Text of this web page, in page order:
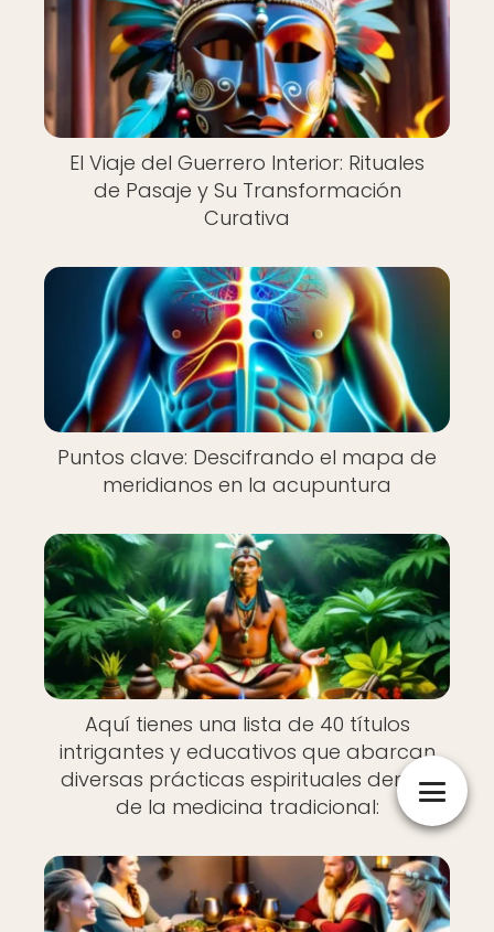
El Viaje del Guerrero Interior: Rituales
de Pasaje y Su Transformación
Curativa
Puntos clave: Descifrando el mapa de
meridianos en la acupuntura
Aquí tienes una lista de 40 títulos
intrigantes y educativos que abarcan
diversas prácticas espirituales dentro
de la medicina tradicional: